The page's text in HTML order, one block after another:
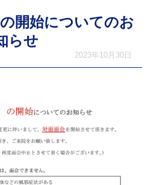
開始についてのお
らせ
2023年10月30日